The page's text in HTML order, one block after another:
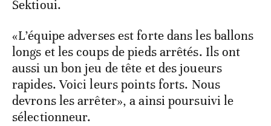
Sektioui.
«L’équipe adverses est forte dans les ballons
longs et les coups de pieds arrêtés. Ils ont
aussi un bon jeu de tête et des joueurs
rapides. Voici leurs points forts. Nous
devrons les arrêter», a ainsi poursuivi le
sélectionneur.